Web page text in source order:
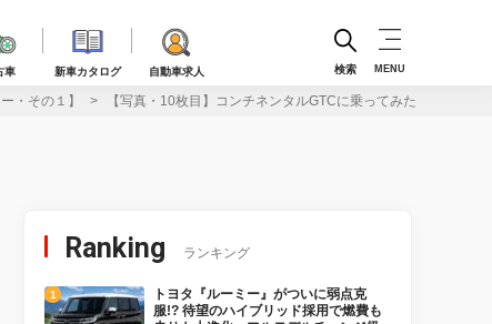
車 新車カタログ 自動車求人 検索 MENU
・その１】 【写真・10枚目】コンチネンタルGTCに乗ってみた！ USB電
Ranking ランキング
トヨタ『ルーミー』がついに弱点克
服!? 待望のハイブリッド採用で燃費も